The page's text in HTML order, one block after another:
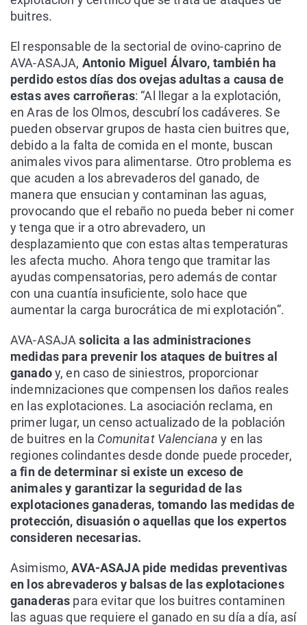
buitres.
El responsable de la sectorial de ovino-caprino de
AVA-ASAJA, Antonio Miguel Álvaro, también ha
perdido estos días dos ovejas adultas a causa de
estas aves carroñeras: “Al llegar a la explotación,
en Aras de los Olmos, descubrí los cadáveres. Se
pueden observar grupos de hasta cien buitres que,
debido a la falta de comida en el monte, buscan
animales vivos para alimentarse. Otro problema es
que acuden a los abrevaderos del ganado, de
manera que ensucian y contaminan las aguas,
provocando que el rebaño no pueda beber ni comer
y tenga que ir a otro abrevadero, un
desplazamiento que con estas altas temperaturas
les afecta mucho. Ahora tengo que tramitar las
ayudas compensatorias, pero además de contar
con una cuantía insuficiente, solo hace que
aumentar la carga burocrática de mi explotación”.
AVA-ASAJAsolicita a las administraciones
medidas para prevenir los ataques de buitres al
ganadoy, en caso de siniestros, proporcionar
indemnizaciones que compensen los daños reales
en las explotaciones. La asociación reclama, en
primer lugar, un censo actualizado de la población
de buitres en la Comunitat Valenciana y en las
regiones colindantes desde donde puede proceder,
a fin de determinar si existe un exceso de
animales y garantizar la seguridad de las
explotaciones ganaderas, tomando las medidas de
protección, disuasión o aquellas que los expertos
consideren necesarias.
Asimismo, AVA-ASAJA pide medidas preventivas
en los abrevaderos y balsas de las explotaciones
ganaderas para evitar que los buitres contaminen
las aguas que requiere el ganado en su día a día, así